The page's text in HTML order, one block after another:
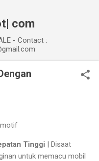
com
- Contact :
Tinggi | Disaat
untuk memacu mobil